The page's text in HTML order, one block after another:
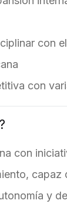
con
con
con
capaz
y